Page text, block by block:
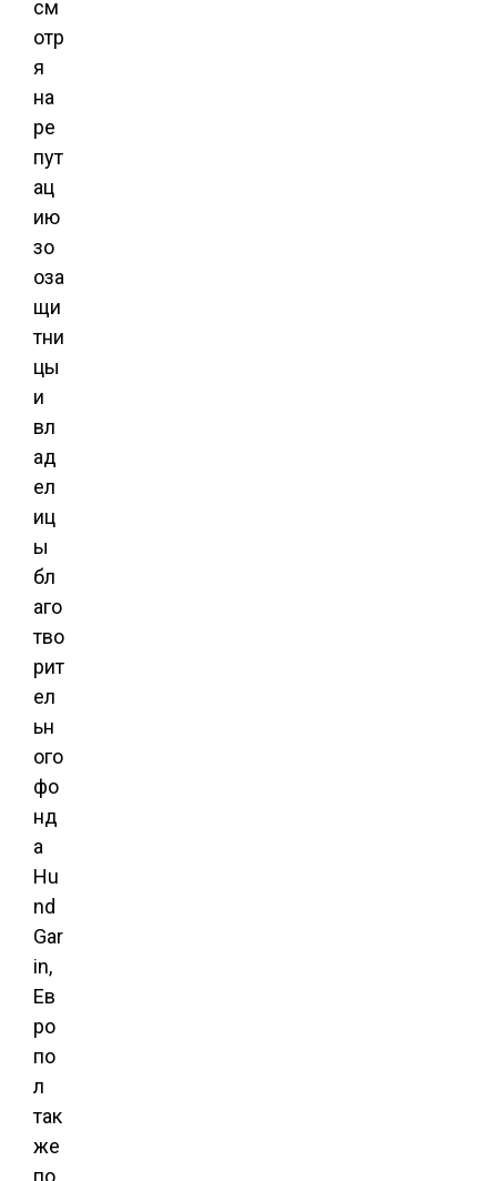
см
отр
я
на
ре
пут
ац
ию
зо
оза
щи
тни
цы
и
вл
ад
ел
иц
ы
бл
аго
тво
рит
ел
ьн
ого
фо
нд
а
Hu
nd
Gar
in,
Ев
ро
по
л
так
же
по